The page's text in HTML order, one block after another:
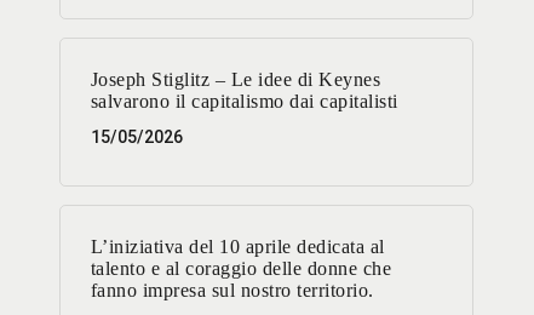
Joseph Stiglitz – Le idee di Keynes
salvarono il capitalismo dai capitalisti
15/05/2026
L’iniziativa del 10 aprile dedicata al
talento e al coraggio delle donne che
fanno impresa sul nostro territorio.